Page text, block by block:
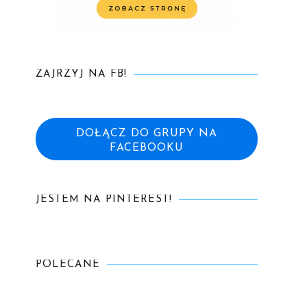
ZAJRZYJ NA FB!
DOŁĄCZ DO GRUPY NA
FACEBOOKU
JESTEM NA PINTEREST!
POLECANE